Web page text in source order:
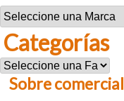
Categorías
Sobre